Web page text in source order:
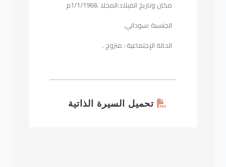
مكان وتاريخ الميلاد:المجلد ،1/1/1968م
الجنسية :سوداني.
الحالة الإجتماعية : متزوج .
تحميل السيرة الذاتية